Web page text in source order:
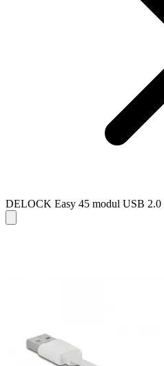
DELOCK Easy 45 modul USB